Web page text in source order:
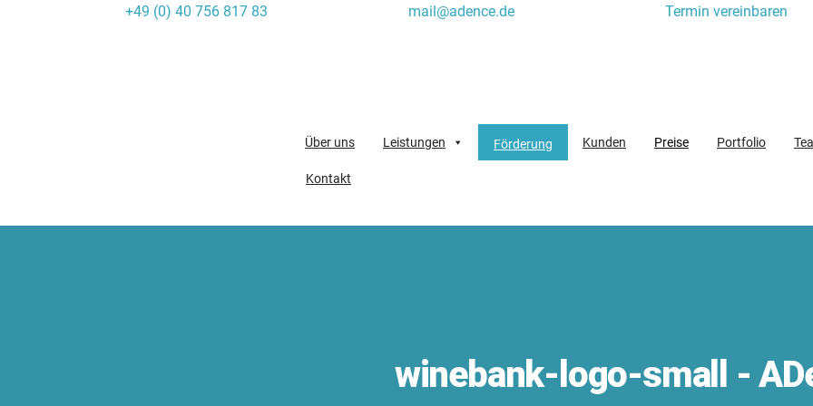
+49 (0) 40 756 817 83 mail@adence.de
Termin vereinbaren
Über uns Leistungen Förderung Kunden Preise Portfolio
Kontakt
winebank-logo-small -